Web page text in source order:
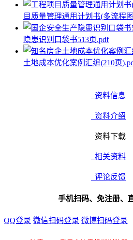
目质量管理通用计划书(多流程
隐患识别口袋书513页.pdf
土地成本优化案例汇编(210页
资料信息
资料介绍
资料下载
相关资料
评论反馈
手机扫码、免注册、
QQ登录 微信扫码登录 微博扫码登录